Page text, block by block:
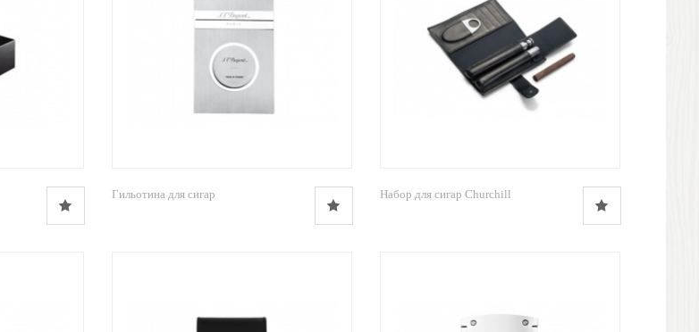
Гильотина для сигар Набор для сигар Churchill